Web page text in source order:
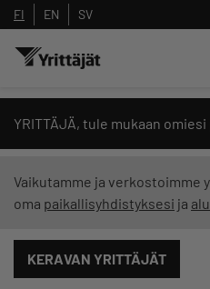
FI EN SV
YRITTÄJÄ, tule mukaan
Vaikutamme ja verkostoimme
oma paikallisyhdistyksesi ja
KERAVAN YRITTÄJÄT
Hae sivustolta tai
Yrittäjien tekoälyltä
Suodata hakutuloksia: